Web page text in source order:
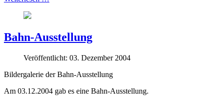
Bahn-Ausstellung
Veröffentlicht: 03. Dezember 2004
Bildergalerie der Bahn-Ausstellung
Am 03.12.2004 gab es eine Bahn-Ausstellung.